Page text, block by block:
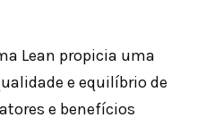
Lean propicia uma
e equilíbrio de
e benefícios